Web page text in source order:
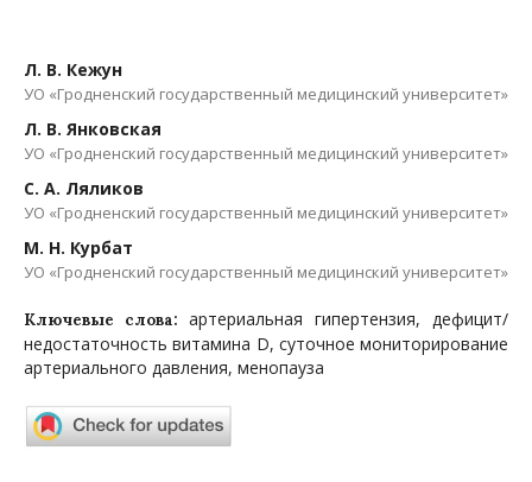
Л. В. Кежун
УО «Гродненский государственный медицинский университет»
Л. В. Янковская
УО «Гродненский государственный медицинский университет»
С. А. Ляликов
УО «Гродненский государственный медицинский университет»
М. Н. Курбат
УО «Гродненский государственный медицинский университет»
Ключевые слова: артериальная гипертензия, дефицит/
недостаточность витамина D, суточное мониторирование
артериального давления, менопауза